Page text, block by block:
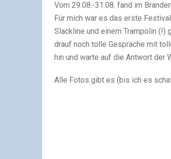
Vom 29.08.-31.08. fand im
Für mich war es das erste
Slackline und einem Trampolin
drauf noch tolle Gespräche mit
hin und warte auf die Antwort der
Alle Fotos gibt es (bis ich es